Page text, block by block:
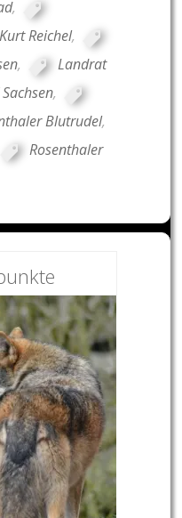
,
Kurt Reichel,
,
Landrat
Sachsen,
Blutrudel,
Rosenthaler